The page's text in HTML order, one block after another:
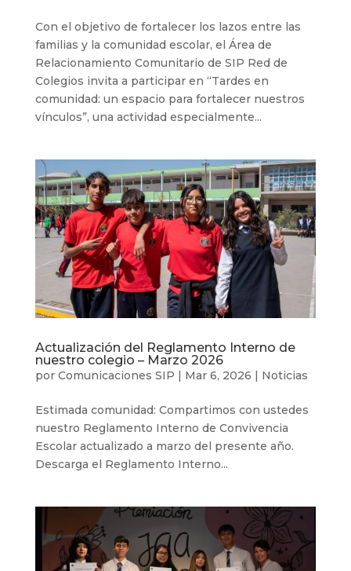
Con el objetivo de fortalecer los lazos entre las
familias y la comunidad escolar, el Área de
Relacionamiento Comunitario de SIP Red de
Colegios invita a participar en “Tardes en
comunidad: un espacio para fortalecer nuestros
vínculos”, una actividad especialmente...
Actualización del Reglamento Interno de
nuestro colegio – Marzo 2026
por Comunicaciones SIP | Mar 6, 2026 | Noticias
Estimada comunidad: Compartimos con ustedes
nuestro Reglamento Interno de Convivencia
Escolar actualizado a marzo del presente año.
Descarga el Reglamento Interno...